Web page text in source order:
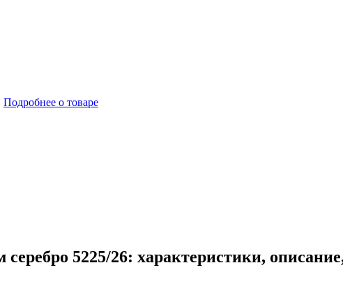
Подробнее о товаре
5225/26: характеристики,